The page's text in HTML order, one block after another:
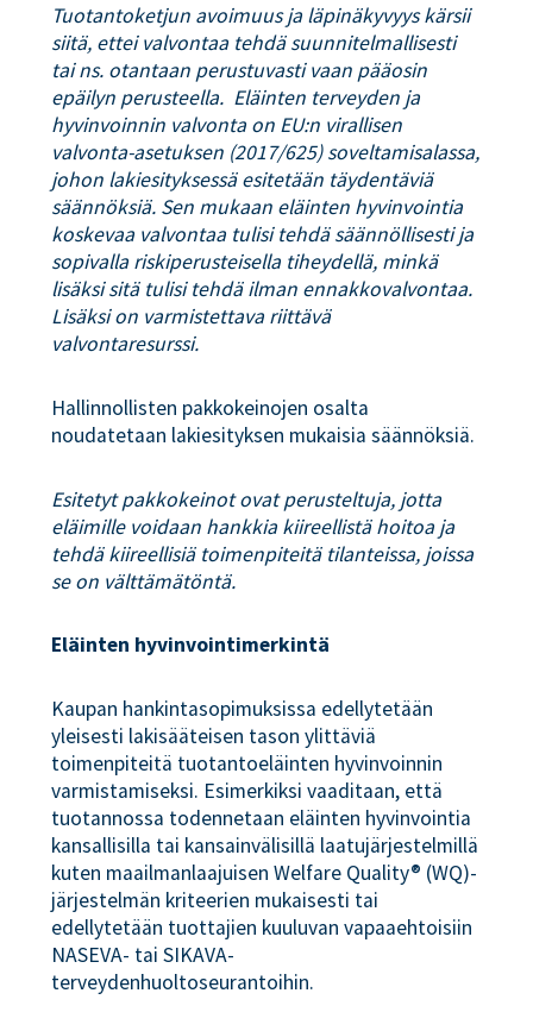
Tuotantoketjun avoimuus ja läpinäkyvyys kärsii
siitä, ettei valvontaa tehdä suunnitelmallisesti
tai ns. otantaan perustuvasti vaan pääosin
epäilyn perusteella. Eläinten terveyden ja
hyvinvoinnin valvonta on EU:n virallisen
valvonta-asetuksen (2017/625) soveltamisalassa,
johon lakiesityksessä esitetään täydentäviä
säännöksiä. Sen mukaan eläinten hyvinvointia
koskevaa valvontaa tulisi tehdä säännöllisesti ja
sopivalla riskiperusteisella tiheydellä, minkä
lisäksi sitä tulisi tehdä ilman ennakkovalvontaa.
Lisäksi on varmistettava riittävä
valvontaresurssi.
Hallinnollisten pakkokeinojen osalta
noudatetaan lakiesityksen mukaisia säännöksiä.
Esitetyt pakkokeinot ovat perusteltuja, jotta
eläimille voidaan hankkia kiireellistä hoitoa ja
tehdä kiireellisiä toimenpiteitä tilanteissa, joissa
se on välttämätöntä.
Eläinten hyvinvointimerkintä
Kaupan hankintasopimuksissa edellytetään
yleisesti lakisääteisen tason ylittäviä
toimenpiteitä tuotantoeläinten hyvinvoinnin
varmistamiseksi. Esimerkiksi vaaditaan, että
tuotannossa todennetaan eläinten hyvinvointia
kansallisilla tai kansainvälisillä laatujärjestelmillä
kuten maailmanlaajuisen Welfare Quality® (WQ)-
järjestelmän kriteerien mukaisesti tai
edellytetään tuottajien kuuluvan vapaaehtoisiin
NASEVA- tai SIKAVA-
terveydenhuoltoseurantoihin.